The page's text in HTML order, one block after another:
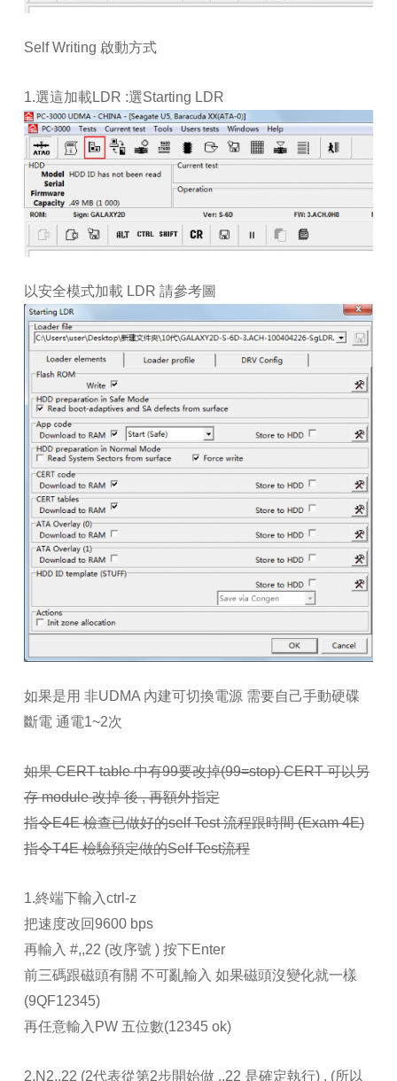
Self Writing 啟動方式
1.選這加載LDR :選Starting LDR
以安全模式加載 LDR 請參考圖
如果是用 非UDMA 內建可切換電源 需要自己手動硬碟
斷電 通電1~2次
如果 CERT table 中有99要改掉(99=stop) CERT 可以另
存 module 改掉 後 , 再額外指定
指令E4E 檢查已做好的self Test 流程跟時間 (Exam 4E)
指令T4E 檢驗預定做的Self Test流程
1.終端下輸入ctrl-z
把速度改回9600 bps
再輸入 #,,22 (改序號 ) 按下Enter
前三碼跟磁頭有關 不可亂輸入 如果磁頭沒變化就一樣
(9QF12345)
再任意輸入PW 五位數(12345 ok)
2.N2,,22 (2代表從第2步開始做 ,,22 是確定執行) , (所以